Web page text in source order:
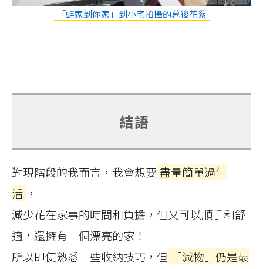
「蛙家到你家」到小宅拍攝的幕後花絮
結語
對現階段的我而言，我會想要 盡量簡單過生
活 ，
減少花在家事的時間和負擔，但又可以順手和舒
適，還擁有一個漂亮的家！
所以即使熟悉一些收納技巧，但
「減物」仍是最